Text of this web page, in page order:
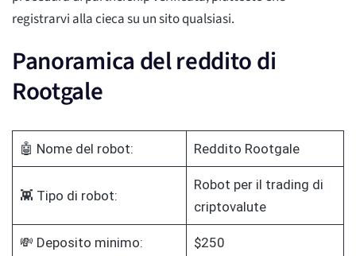
registrarvi alla cieca su un sito qualsiasi.
Panoramica del reddito di
Rootgale
🤖 Nome del robot: Reddito Rootgale
👾 Tipo di robot:
Robot per il trading di
criptovalute
💸 Deposito minimo: $250